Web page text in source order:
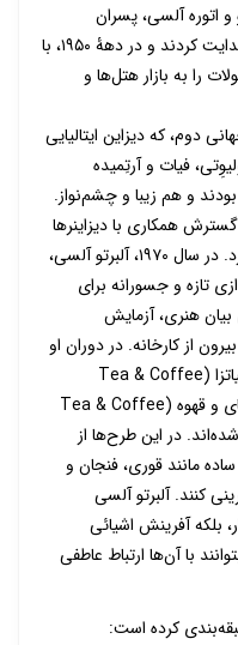
و اتوره آلسی، پسران
کردند و در دهۀ ۱۹۵۰، با
را به بازار هتل‌ها و
دوم، که دیزاین ایتالیایی
فیات و آرتِمیده
و هم زیبا و چشم‌نواز.
همکاری با دیزاینرها
در سال ۱۹۷۰، آلبرتو آلسی،
تازه و جسورانه برای
هنری، آزمایش
از کارخانه. در دوران او
(
Tea & Coffee
و قهوه (Tea & Coffee
در این طرح‌ها از
مانند قوری، فنجان و
کنند. آلبرتو آلسی
بلکه آفرینش اشیائی
با آن‌ها ارتباط عاطفی
کرده است: